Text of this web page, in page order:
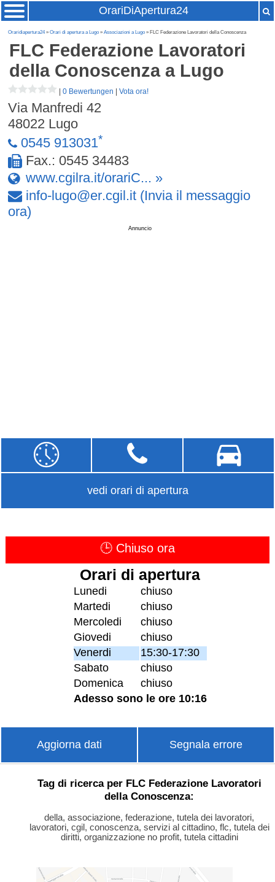
OrariDiApertura24
Oraridiapertura24»Orari di apertura a Lugo »Associazioni a Lugo » FLC Federazione Lavoratori della Conoscenza
FLC Federazione Lavoratori
della Conoscenzaa Lugo
|0 Bewertungen |Vota ora!
Via Manfredi 42
48022 Lugo
0545 913031*
Fax.: 0545 34483
www.cgilra.it/orariC... »
info-lugo@er.cgil.it (Invia il messaggio
ora)
Annuncio
vedi orari di apertura
🕒 Chiuso ora
Orari di apertura
Lunedi
chiuso
Martedi
chiuso
Mercoledi
chiuso
Giovedi
chiuso
Venerdi
15:30-17:30
Sabato
chiuso
Domenica
chiuso
Adesso sono le ore 10:16
Aggiorna dati Segnala errore
Tag di ricerca per FLC Federazione Lavoratori
della Conoscenza:
della, associazione, federazione, tutela dei lavoratori,
lavoratori, cgil, conoscenza, servizi al cittadino, flc, tutela dei
diritti, organizzazione no profit, tutela cittadini